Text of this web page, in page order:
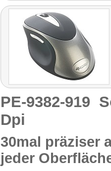
PE-9382-919
Dpi
30mal präziser
jeder